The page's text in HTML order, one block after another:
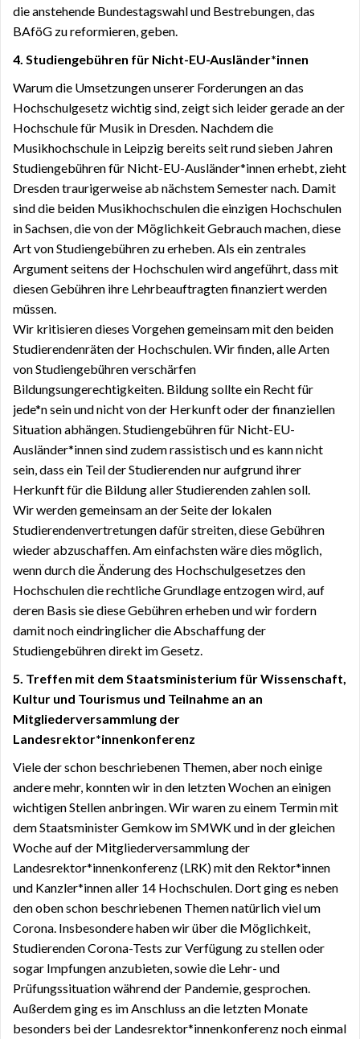
die anstehende Bundestagswahl und Bestrebungen, das
BAföG zu reformieren, geben.
4. Studiengebühren für Nicht-EU-Ausländer*innen
Warum die Umsetzungen unserer Forderungen an das
Hochschulgesetz wichtig sind, zeigt sich leider gerade an der
Hochschule für Musik in Dresden. Nachdem die
Musikhochschule in Leipzig bereits seit rund sieben Jahren
Studiengebühren für Nicht-EU-Ausländer*innen erhebt, zieht
Dresden traurigerweise ab nächstem Semester nach. Damit
sind die beiden Musikhochschulen die einzigen Hochschulen
in Sachsen, die von der Möglichkeit Gebrauch machen, diese
Art von Studiengebühren zu erheben. Als ein zentrales
Argument seitens der Hochschulen wird angeführt, dass mit
diesen Gebühren ihre Lehrbeauftragten finanziert werden
müssen.
Wir kritisieren dieses Vorgehen gemeinsam mit den beiden
Studierendenräten der Hochschulen. Wir finden, alle Arten
von Studiengebühren verschärfen
Bildungsungerechtigkeiten. Bildung sollte ein Recht für
jede*n sein und nicht von der Herkunft oder der finanziellen
Situation abhängen. Studiengebühren für Nicht-EU-
Ausländer*innen sind zudem rassistisch und es kann nicht
sein, dass ein Teil der Studierenden nur aufgrund ihrer
Herkunft für die Bildung aller Studierenden zahlen soll.
Wir werden gemeinsam an der Seite der lokalen
Studierendenvertretungen dafür streiten, diese Gebühren
wieder abzuschaffen. Am einfachsten wäre dies möglich,
wenn durch die Änderung des Hochschulgesetzes den
Hochschulen die rechtliche Grundlage entzogen wird, auf
deren Basis sie diese Gebühren erheben und wir fordern
damit noch eindringlicher die Abschaffung der
Studiengebühren direkt im Gesetz.
5. Treffen mit dem Staatsministerium für Wissenschaft,
Kultur und Tourismus und Teilnahme an an
Mitgliederversammlung der
Landesrektor*innenkonferenz
Viele der schon beschriebenen Themen, aber noch einige
andere mehr, konnten wir in den letzten Wochen an einigen
wichtigen Stellen anbringen. Wir waren zu einem Termin mit
dem Staatsminister Gemkow im SMWK und in der gleichen
Woche auf der Mitgliederversammlung der
Landesrektor*innenkonferenz (LRK) mit den Rektor*innen
und Kanzler*innen aller 14 Hochschulen. Dort ging es neben
den oben schon beschriebenen Themen natürlich viel um
Corona. Insbesondere haben wir über die Möglichkeit,
Studierenden Corona-Tests zur Verfügung zu stellen oder
sogar Impfungen anzubieten, sowie die Lehr- und
Prüfungssituation während der Pandemie, gesprochen.
Außerdem ging es im Anschluss an die letzten Monate
besonders bei der Landesrektor*innenkonferenz noch einmal